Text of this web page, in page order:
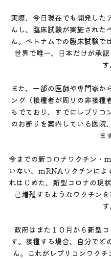
実際、今日現在でも開発した
んし、臨床試験が実施された
ん。ベトナムでの臨床試験で
世界で唯一、日本だけが承
す
また、一部の医師や専門家か
ング（接種者が周りの非接種
もでており、すでにレプリコ
のお断りを案内している医院
ま
今までの新コロナワクチン・
いない、mRNAワクチンによ
れはじめた、新型コロナの現
己増殖するようなワクチン
す
政府はまた１０月から新型
す。接種する場合、自分でど
ん。これがレプリコンワク